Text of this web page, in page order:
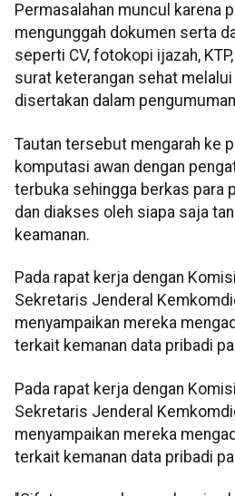
Permasalahan muncul karena
mengunggah dokumen serta
seperti CV, fotokopi ijazah,
surat keterangan sehat melalui
disertakan dalam
Tautan tersebut mengarah ke
komputasi awan dengan
terbuka sehingga berkas para
dan diakses oleh siapa saja
keamanan.
Pada rapat kerja dengan
Sekretaris Jenderal
menyampaikan mereka
terkait kemanan data pribadi
Pada rapat kerja dengan
Sekretaris Jenderal
menyampaikan mereka
terkait kemanan data pribadi